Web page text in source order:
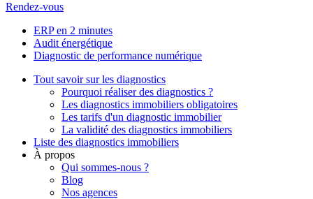
Rendez-vous
ERP en 2 minutes
Audit énergétique
Diagnostic de performance numérique
Tout savoir sur les diagnostics
Pourquoi réaliser des diagnostics ?
Les diagnostics immobiliers obligatoires
Les tarifs d'un diagnostic immobilier
La validité des diagnostics immobiliers
Liste des diagnostics immobiliers
À propos
Qui sommes-nous ?
Blog
Nos agences